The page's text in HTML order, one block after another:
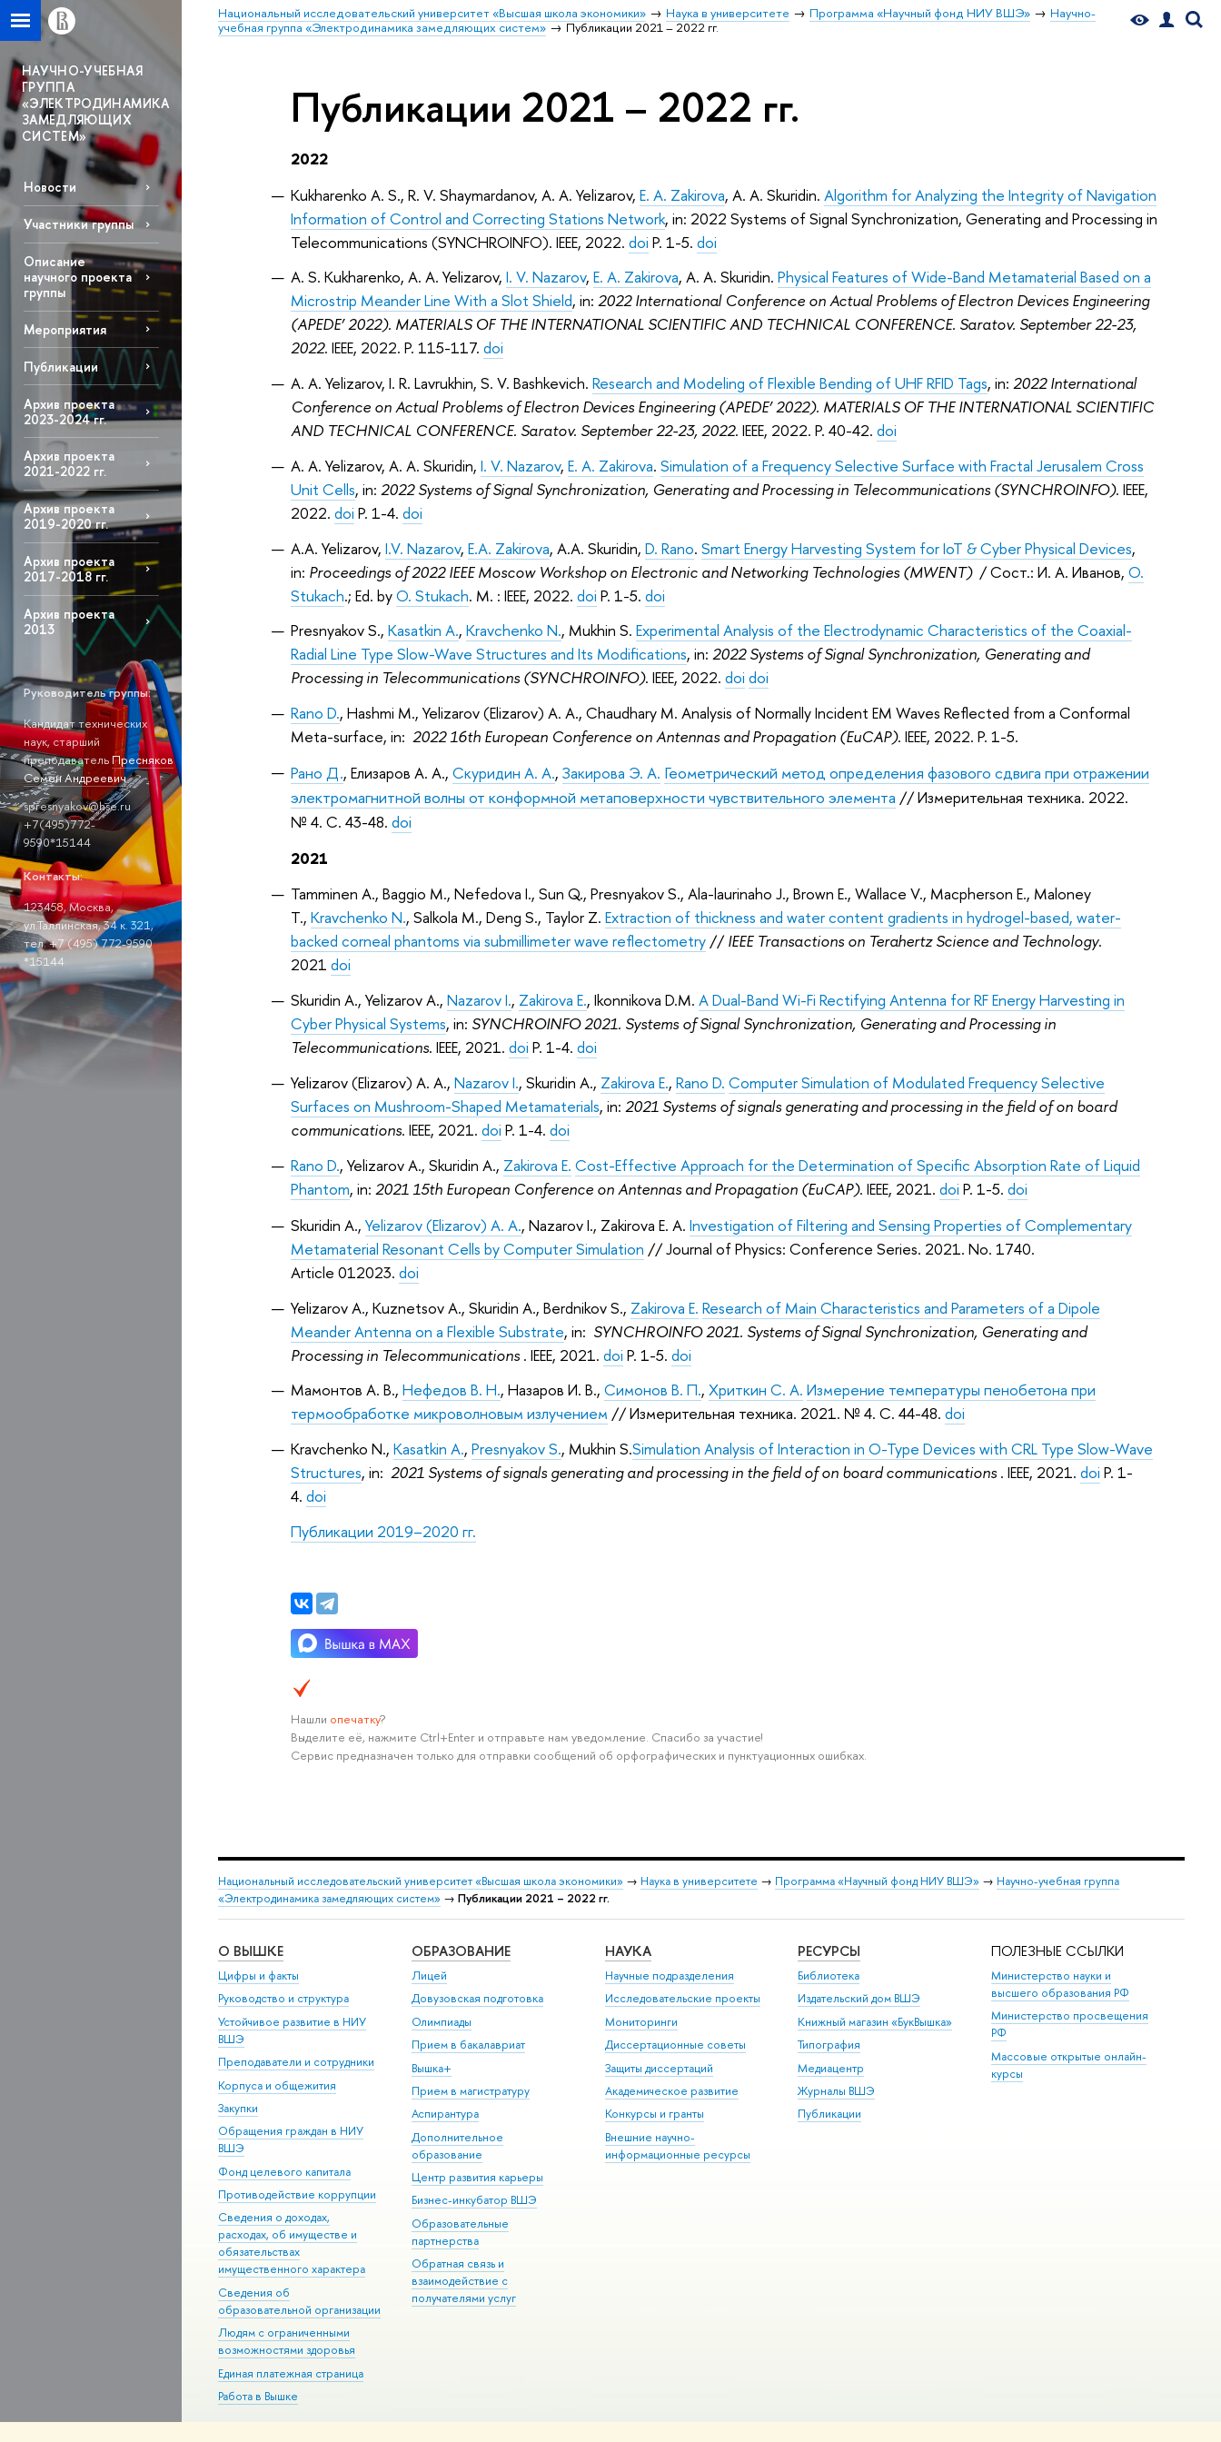
Национальный исследовательский университет «Высшая школа экономики» Наука в университете Программа «Научный фонд НИУ ВШЭ»
Научно-
учебная группа «Электродинамика замедляющих систем»
Публикации 2021 – 2022 гг.
НАУЧНО-УЧЕБНАЯ
ГРУППА
«ЭЛЕКТРОДИНАМИКА
ЗАМЕДЛЯЮЩИХ
СИСТЕМ»
Новости
Участники группы
Описание
научного проекта
группы
Мероприятия
Публикации
Архив проекта
2023-2024 гг.
Архив проекта
2021-2022 гг.
Архив проекта
2019-2020 гг.
Архив проекта
2017-2018 гг.
Архив проекта
2013
Руководитель группы:
Кандидат технических
наук, старший
преподаватель Пресняков
Семен Андреевич
spresnyakov@hse.ru
+7(495)772-
9590*15144
Контакты:
123458, Москва,
ул.Таллинская, 34 к. 321,
тел. +7 (495) 772-9590
*15144
Публикации 2021 – 2022 гг.
2022
Kukharenko A. S., R. V. Shaymardanov, A. A. Yelizarov, E. A. Zakirova, A. A. Skuridin. Algorithm for Analyzing the Integrity of Navigation
Information of Control and Correcting Stations Network, in: 2022 Systems of Signal Synchronization, Generating and Processing in
Telecommunications (SYNCHROINFO). IEEE, 2022. doi P. 1-5. doi
A. S. Kukharenko, A. A. Yelizarov, I. V. Nazarov, E. A. Zakirova, A. A. Skuridin. Physical Features of Wide-Band Metamaterial Based on a
Microstrip Meander Line With a Slot Shield, in: 2022 International Conference on Actual Problems of Electron Devices Engineering
(APEDE’ 2022). MATERIALS OF THE INTERNATIONAL SCIENTIFIC AND TECHNICAL CONFERENCE. Saratov. September 22-23,
2022. IEEE, 2022. P. 115-117. doi
A. A. Yelizarov, I. R. Lavrukhin, S. V. Bashkevich. Research and Modeling of Flexible Bending of UHF RFID Tags, in: 2022 International
Conference on Actual Problems of Electron Devices Engineering (APEDE’ 2022). MATERIALS OF THE INTERNATIONAL SCIENTIFIC
AND TECHNICAL CONFERENCE. Saratov. September 22-23, 2022. IEEE, 2022. P. 40-42. doi
A. A. Yelizarov, A. A. Skuridin, I. V. Nazarov, E. A. Zakirova. Simulation of a Frequency Selective Surface with Fractal Jerusalem Cross
Unit Cells, in: 2022 Systems of Signal Synchronization, Generating and Processing in Telecommunications (SYNCHROINFO). IEEE,
2022. doi P. 1-4. doi
A.A. Yelizarov, I.V. Nazarov, E.A. Zakirova, A.A. Skuridin, D. Rano. Smart Energy Harvesting System for IoT & Cyber Physical Devices,
in: Proceedings of 2022 IEEE Moscow Workshop on Electronic and Networking Technologies (MWENT) / Сост.: И. А. Иванов, O.
Stukach.; Ed. byO. Stukach. M. : IEEE, 2022. doi P. 1-5. doi
Presnyakov S., Kasatkin A., Kravchenko N., Mukhin S. Experimental Analysis of the Electrodynamic Characteristics of the Coaxial-
Radial Line Type Slow-Wave Structures and Its Modifications, in: 2022 Systems of Signal Synchronization, Generating and
Processing in Telecommunications (SYNCHROINFO). IEEE, 2022. doi doi
Rano D., Hashmi M., Yelizarov (Elizarov) A. A., Chaudhary M. Analysis of Normally Incident EM Waves Reflected from a Conformal
Meta-surface, in: 2022 16th European Conference on Antennas and Propagation (EuCAP). IEEE, 2022. P. 1-5.
Рано Д., Елизаров А. А., Скуридин А. А., Закирова Э. А. Геометрический метод определения фазового сдвига при отражении
электромагнитной волны от конформной метаповерхности чувствительного элемента // Измерительная техника. 2022.
№ 4. С. 43-48. doi
2021
Tamminen A., Baggio M., Nefedova I., Sun Q., Presnyakov S., Ala-laurinaho J., Brown E., Wallace V., Macpherson E., Maloney
T., Kravchenko N., Salkola M., Deng S., Taylor Z. Extraction of thickness and water content gradients in hydrogel-based, water-
backed corneal phantoms via submillimeter wave reflectometry//IEEE Transactions on Terahertz Science and Technology.
2021 doi
Skuridin A., Yelizarov A., Nazarov I., Zakirova E., Ikonnikova D.M. A Dual-Band Wi-Fi Rectifying Antenna for RF Energy Harvesting in
Cyber Physical Systems, in: SYNCHROINFO 2021. Systems of Signal Synchronization, Generating and Processing in
Telecommunications. IEEE, 2021. doi P. 1-4. doi
Yelizarov (Elizarov) A. A., Nazarov I., Skuridin A., Zakirova E., Rano D. Computer Simulation of Modulated Frequency Selective
Surfaces on Mushroom-Shaped Metamaterials, in: 2021 Systems of signals generating and processing in the field of on board
communications. IEEE, 2021. doi P. 1-4. doi
Rano D., Yelizarov A., Skuridin A., Zakirova E. Cost-Effective Approach for the Determination of Specific Absorption Rate of Liquid
Phantom, in: 2021 15th European Conference on Antennas and Propagation (EuCAP). IEEE, 2021. doi P. 1-5. doi
Skuridin A., Yelizarov (Elizarov) A. A., Nazarov I., Zakirova E. A. Investigation of Filtering and Sensing Properties of Complementary
Metamaterial Resonant Cells by Computer Simulation // Journal of Physics: Conference Series. 2021. No. 1740.
Article 012023. doi
Yelizarov A., Kuznetsov A., Skuridin A., Berdnikov S., Zakirova E. Research of Main Characteristics and Parameters of a Dipole
Meander Antenna on a Flexible Substrate, in: SYNCHROINFO 2021. Systems of Signal Synchronization, Generating and
Processing in Telecommunications . IEEE, 2021. doi P. 1-5. doi
Мамонтов А. В., Нефедов В. Н., Назаров И. В., Симонов В. П., Хриткин С. А. Измерение температуры пенобетона при
термообработке микроволновым излучением // Измерительная техника. 2021. № 4. С. 44-48. doi
Kravchenko N., Kasatkin A., Presnyakov S., Mukhin S.Simulation Analysis of Interaction in O-Type Devices with CRL Type Slow-Wave
Structures, in: 2021 Systems of signals generating and processing in the field of on board communications . IEEE, 2021. doi P. 1-
4. doi
Публикации 2019–2020 гг.
Нашли опечатку?
Выделите её, нажмите Ctrl+Enter и отправьте нам уведомление. Спасибо за участие!
Сервис предназначен только для отправки сообщений об орфографических и пунктуационных ошибках.
Национальный исследовательский университет «Высшая школа экономики» → Наука в университете → Программа «Научный фонд НИУ ВШЭ» → Научно-учебная группа
«Электродинамика замедляющих систем» → Публикации 2021 – 2022 гг.
О ВЫШКЕ
Цифры и факты
Руководство и структура
Устойчивое развитие в НИУ
ВШЭ
Преподаватели и сотрудники
Корпуса и общежития
Закупки
Обращения граждан в НИУ
ВШЭ
Фонд целевого капитала
Противодействие коррупции
Сведения о доходах,
расходах, об имуществе и
обязательствах
имущественного характера
Сведения об
образовательной организации
Людям с ограниченными
возможностями здоровья
Единая платежная страница
Работа в Вышке
ОБРАЗОВАНИЕ
Лицей
Довузовская подготовка
Олимпиады
Прием в бакалавриат
Вышка+
Прием в магистратуру
Аспирантура
Дополнительное
образование
Центр развития карьеры
Бизнес-инкубатор ВШЭ
Образовательные
партнерства
Обратная связь и
взаимодействие с
получателями услуг
НАУКА
Научные подразделения
Исследовательские проекты
Мониторинги
Диссертационные советы
Защиты диссертаций
Академическое развитие
Конкурсы и гранты
Внешние научно-
информационные ресурсы
РЕСУРСЫ
Библиотека
Издательский дом ВШЭ
Книжный магазин «БукВышка»
Типография
Медиацентр
Журналы ВШЭ
Публикации
ПОЛЕЗНЫЕ ССЫЛКИ
Министерство науки и
высшего образования РФ
Министерство просвещения
РФ
Массовые открытые онлайн-
курсы